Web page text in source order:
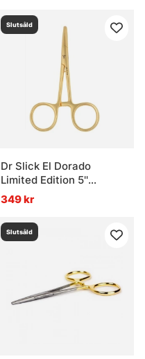
Slutsåld
Dr Slick El Dorado
Limited Edition 5''
Standard Clamp
349 kr
Slutsåld